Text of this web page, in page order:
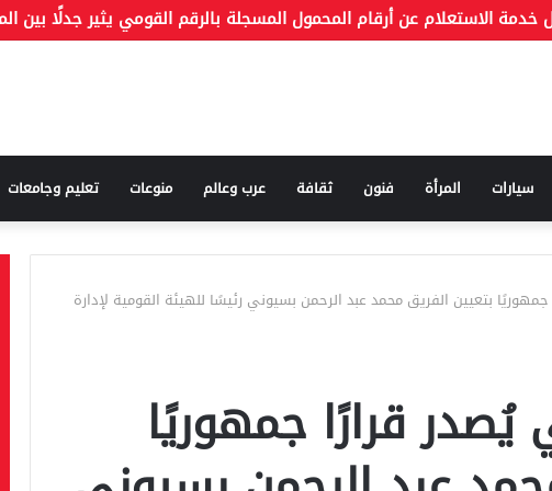
سيارات المرأة فنون ثقافة عرب وعالم منوعات تعليم وجامعات
بتعيين الفريق محمد عبد الرحمن بسيوني رئيسًا للهيئة القومية لإدارة
قرارًا جمهوريًا